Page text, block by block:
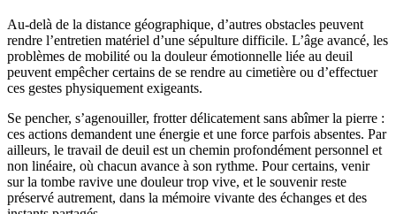
Au-delà de la distance géographique, d’autres obstacles peuvent
rendre l’entretien matériel d’une sépulture difficile. L’âge avancé, les
problèmes de mobilité ou la douleur émotionnelle liée au deuil
peuvent empêcher certains de se rendre au cimetière ou d’effectuer
ces gestes physiquement exigeants.
Se pencher, s’agenouiller, frotter délicatement sans abîmer la pierre :
ces actions demandent une énergie et une force parfois absentes. Par
ailleurs, le travail de deuil est un chemin profondément personnel et
non linéaire, où chacun avance à son rythme. Pour certains, venir
sur la tombe ravive une douleur trop vive, et le souvenir reste
préservé autrement, dans la mémoire vivante des échanges et des